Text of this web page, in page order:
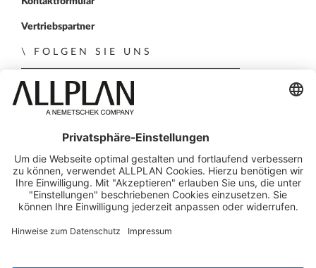
Vertriebspartner
FOLGEN SIE UNS
ALLPLAN auf LinkedIn
ALLPLAN auf Xing
ALLPLAN auf Facebook
ALLPLAN auf YouTube
© ALLPLAN Österreich GmbH
ALLPLAN ist Teil der Nemetschek Group
Impressum